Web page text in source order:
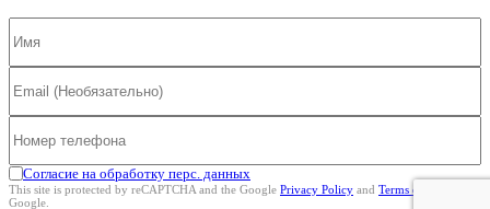
Согласие на обработку перс. данных
This site is protected by reCAPTCHA and the Google Privacy Policy and Terms of Service
Google.